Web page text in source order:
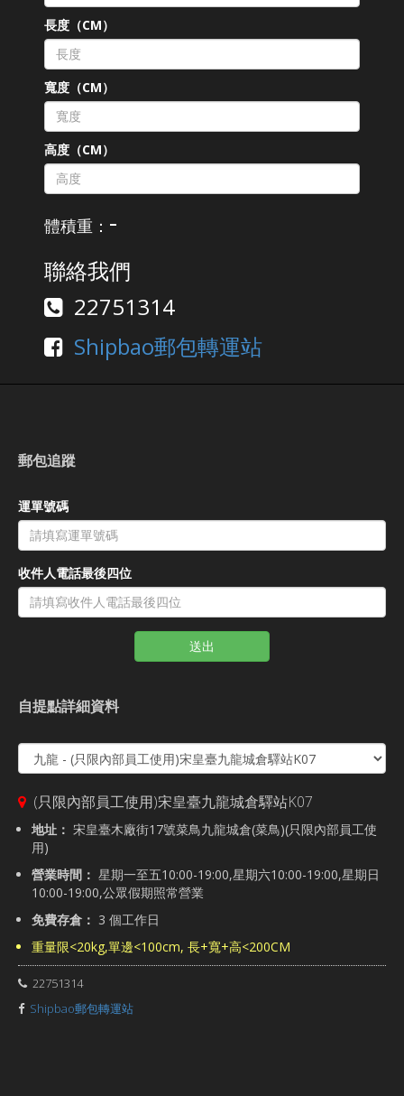
長度（CM）
寬度（CM）
高度（CM）
體積重： -
聯絡我們
22751314
Shipbao郵包轉運站
郵包追蹤
運單號碼
收件人電話最後四位
送出
自提點詳細資料
(只限內部員工使用)宋皇臺九龍城倉驛站K07
地址： 宋皇臺木廠街17號菜鳥九龍城倉(菜鳥)(只限內部員工使
用)
營業時間： 星期一至五10:00-19:00,星期六10:00-19:00,星期日
10:00-19:00,公眾假期照常營業
免費存倉： 3 個工作日
重量限<20kg,單邊<100cm, 長+寬+高<200CM
22751314
Shipbao郵包轉運站